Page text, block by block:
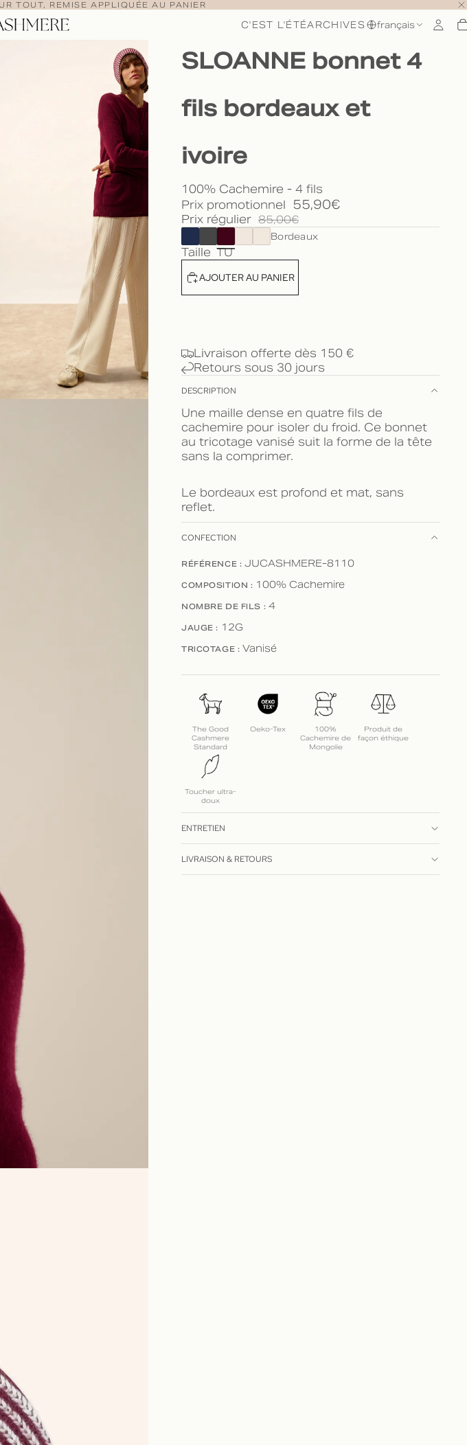
TOUT, REMISE APPLIQUÉE AU PANIER
C'EST L'ÉTÉARCHIVES français
SLOANNE bonnet 4
fils bordeaux et
ivoire
100% Cachemire - 4 fils
Prix promotionnel
55,90€
Prix régulier 85,00€
Bordeaux
Taille TU
AJOUTER AU PANIER
Livraison offerte dès 150 €
Retours sous 30 jours
DESCRIPTION
Une maille dense en quatre fils de
cachemire pour isoler du froid. Ce bonnet
au tricotage vanisé suit la forme de la tête
sans la comprimer.
Le bordeaux est profond et mat, sans
reflet.
CONFECTION
RÉFÉRENCE : JUCASHMERE-8110
COMPOSITION : 100% Cachemire
NOMBRE DE FILS : 4
JAUGE : 12G
TRICOTAGE : Vanisé
The Good
Cashmere
Standard
Oeko-Tex
100%
Cachemire de
Mongolie
Produit de
façon éthique
Toucher ultra-
doux
ENTRETIEN
LIVRAISON & RETOURS